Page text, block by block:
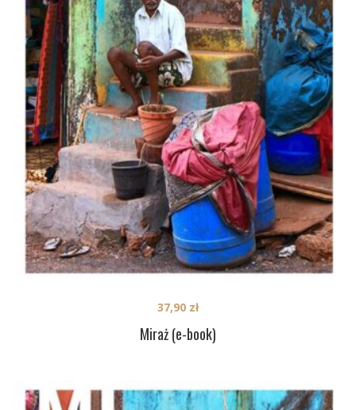
Miraż (e-book)
37,90 zł